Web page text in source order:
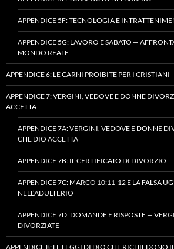
APPENDICE 5F: TECNOLOGIA E
APPENDICE 5G: LAVORO E SABATO —
MONDO REALE
APPENDICE 6: LE CARNI PROIBITE PER I CRISTIANI
APPENDICE 7: VERGINI, VEDOVE E DONNE
ACCETTA
APPENDICE 7A: VERGINI, VEDOVE E DONNE
CHE DIO ACCETTA
APPENDICE 7B: IL CERTIFICATO DI DIVORZIO
APPENDICE 7C: MARCO 10:11-12 E LA FALSA
NELL’ADULTERIO
APPENDICE 7D: DOMANDE E RISPOSTE —
DIVORZIATE
APPENDICE 8: LE LEGGI DI DIO CHE RICHIEDONO